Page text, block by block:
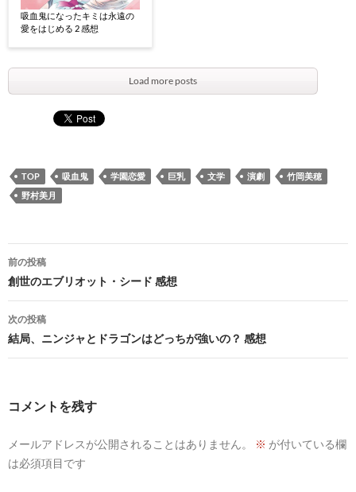
吸血鬼になったキミは永遠の
愛をはじめる 2 感想
Load more posts
TOP 吸血鬼 学園恋愛 巨乳 文学 演劇
竹岡美穂
野村美月
投
稿
ナ
ビ
ゲ
ョ
前の投稿
創世のエブリオット・シード 感想
次の投稿
結局、ニンジャとドラゴンはどっちが強いの？ 感想
コメントを残す
メールアドレスが公開されることはありません。 ※ が付いている欄
は必須項目です